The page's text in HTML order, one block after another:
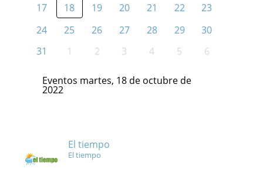
17
18 19 20 21 22
23
24
25 26 27 28 29
30
31
1 2 3 4 5 6
Eventos martes, 18 de octubre de
2022
El tiempo
El tiempo